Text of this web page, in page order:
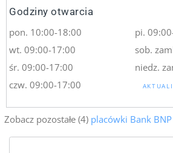
Godziny otwarcia
pon. 10:00-18:00
wt. 09:00-17:00
śr. 09:00-17:00
czw. 09:00-17:00
pi.
sob.
niedz.
Zobacz pozostałe (4) placówki Bank